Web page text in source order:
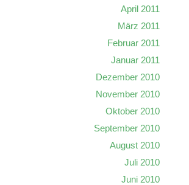
April 2011
März 2011
Februar 2011
Januar 2011
Dezember 2010
November 2010
Oktober 2010
September 2010
August 2010
Juli 2010
Juni 2010